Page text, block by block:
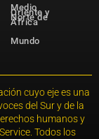
Medio
Oriente y
Norte de
África
Mundo
cuyo eje es una
del Sur y de la
humanos y
Todos los